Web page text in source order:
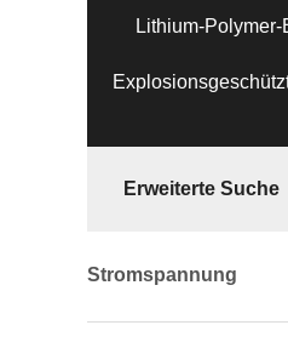
Lithium-Polymer-
Erweiterte Suche
Stromspannung